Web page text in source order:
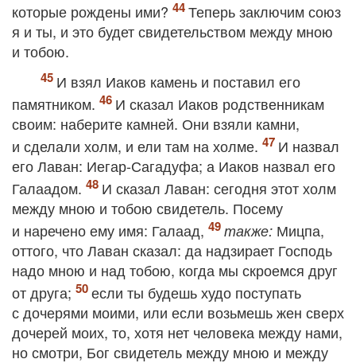
которые рождены ими?
Теперь заключим союз
я и ты, и это будет свидетельством между мною
и тобою.
И взял Иаков камень и поставил его
памятником.
И сказал Иаков родственникам
своим: наберите камней. Они взяли камни,
и сделали холм, и ели там на холме.
И назвал
его Лаван: Иегар‐Сагадуфа; а Иаков назвал его
Галаадом.
И сказал Лаван: сегодня этот холм
между мною и тобою свидетель. Посему
и наречено ему имя: Галаад,
также: Мицпа,
оттого, что Лаван сказал: да надзирает Господь
надо мною и над тобою, когда мы скроемся друг
от друга;
если ты будешь худо поступать
с дочерями моими, или если возьмешь жен сверх
дочерей моих, то, хотя нет человека между нами,
но смотри, Бог свидетель между мною и между